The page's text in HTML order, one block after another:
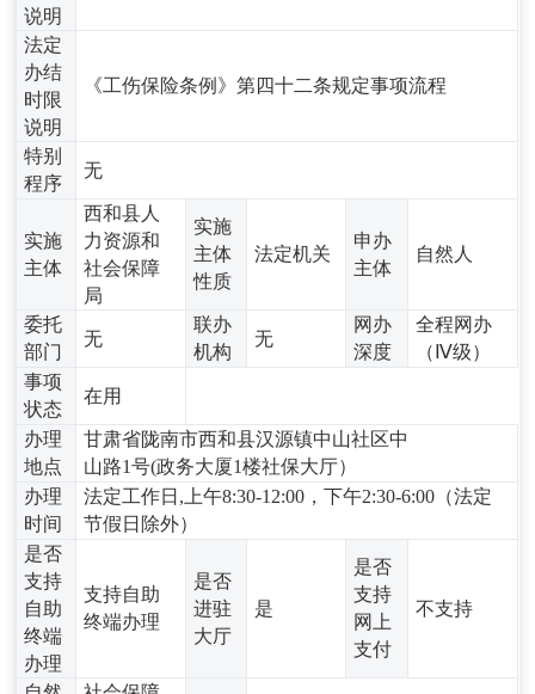
说明
法定
办结
时限
说明
《工伤保险条例》第四十二条规定事项流程
特别
程序
无
实施
主体
西和县人
力资源和
社会保障
局
实施
主体
性质
法定机关
申办
主体
自然人
委托
部门
无
联办
机构
无
网办
深度
全程网办
（Ⅳ级）
事项
状态
在用
办理
地点
甘肃省陇南市西和县汉源镇中山社区中
山路1号(政务大厦1楼社保大厅）
办理
时间
法定工作日,上午8:30-12:00，下午2:30-6:00（法定
节假日除外）
是否
支持
自助
终端
办理
支持自助
终端办理
是否
进驻
大厅
是
是否
支持
网上
支付
不支持